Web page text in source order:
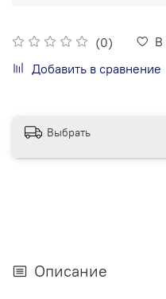
(0)
В
Добавить в сравнение
Выбрать
Описание